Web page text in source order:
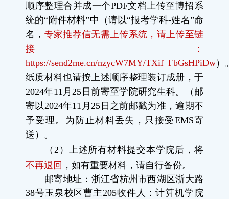
顺序整理合并成一个PDF文档上传至博招系
统的“附件材料”中（请以“报考学科-姓名”命
名， 专家推荐信无需上传系统，请上传至链
接：
https://send2me.cn/nzycW7MY/TXif_FbGsHPiDw）
纸质材料也请按上述顺序整理装订成册，于
2024年11 月25 日前寄至学院研究生科。（邮
寄以2024年11 月25 日之前邮戳为准，逾期不
予受理。为防止材料丢失，只接受EMS寄
送）。
（ 2 ）上述所有材料提交本学院后 ， 将
不再退回 ，如有重要材料，请自行备份。
邮寄地址：浙江省杭州市西湖区浙大路
38号玉泉校区曹主205收件人：计算机学院